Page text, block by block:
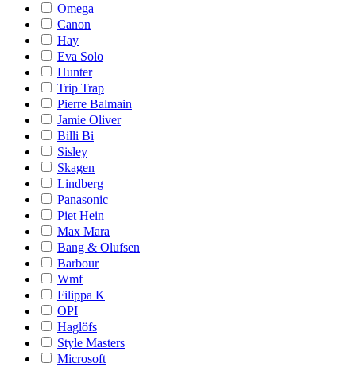
Omega
Canon
Hay
Eva Solo
Hunter
Trip Trap
Pierre Balmain
Jamie Oliver
Billi Bi
Sisley
Skagen
Lindberg
Panasonic
Piet Hein
Max Mara
Bang & Olufsen
Barbour
Wmf
Filippa K
OPI
Haglöfs
Style Masters
Microsoft